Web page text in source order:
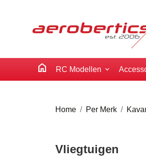
home RC Modellen
Home Per Merk
Vliegtuigen